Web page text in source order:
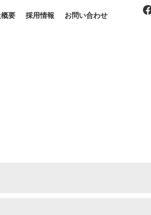
要 採用情報 お問い合わせ